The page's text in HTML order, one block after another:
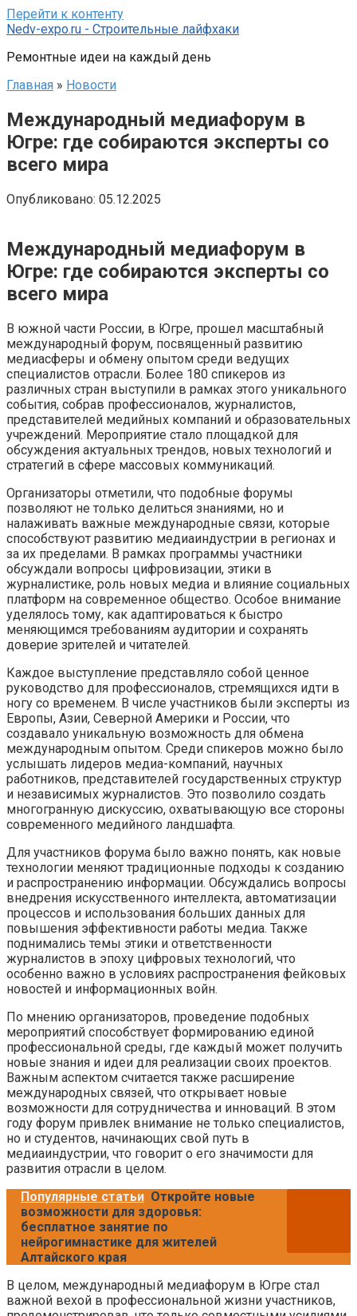
Перейти к контенту
Nedv-expo.ru - Строительные лайфхаки
Ремонтные идеи на каждый день
Главная » Новости
Международный медиафорум в
Югре: где собираются эксперты со
всего мира
Опубликовано: 05.12.2025
Международный медиафорум в
Югре: где собираются эксперты со
всего мира
В южной части России, в Югре, прошел масштабный
международный форум, посвященный развитию
медиасферы и обмену опытом среди ведущих
специалистов отрасли. Более 180 спикеров из
различных стран выступили в рамках этого уникального
события, собрав профессионалов, журналистов,
представителей медийных компаний и образовательных
учреждений. Мероприятие стало площадкой для
обсуждения актуальных трендов, новых технологий и
стратегий в сфере массовых коммуникаций.
Организаторы отметили, что подобные форумы
позволяют не только делиться знаниями, но и
налаживать важные международные связи, которые
способствуют развитию медиаиндустрии в регионах и
за их пределами. В рамках программы участники
обсуждали вопросы цифровизации, этики в
журналистике, роль новых медиа и влияние социальных
платформ на современное общество. Особое внимание
уделялось тому, как адаптироваться к быстро
меняющимся требованиям аудитории и сохранять
доверие зрителей и читателей.
Каждое выступление представляло собой ценное
руководство для профессионалов, стремящихся идти в
ногу со временем. В числе участников были эксперты из
Европы, Азии, Северной Америки и России, что
создавало уникальную возможность для обмена
международным опытом. Среди спикеров можно было
услышать лидеров медиа-компаний, научных
работников, представителей государственных структур
и независимых журналистов. Это позволило создать
многогранную дискуссию, охватывающую все стороны
современного медийного ландшафта.
Для участников форума было важно понять, как новые
технологии меняют традиционные подходы к созданию
и распространению информации. Обсуждались вопросы
внедрения искусственного интеллекта, автоматизации
процессов и использования больших данных для
повышения эффективности работы медиа. Также
поднимались темы этики и ответственности
журналистов в эпоху цифровых технологий, что
особенно важно в условиях распространения фейковых
новостей и информационных войн.
По мнению организаторов, проведение подобных
мероприятий способствует формированию единой
профессиональной среды, где каждый может получить
новые знания и идеи для реализации своих проектов.
Важным аспектом считается также расширение
международных связей, что открывает новые
возможности для сотрудничества и инноваций. В этом
году форум привлек внимание не только специалистов,
но и студентов, начинающих свой путь в
медиаиндустрии, что говорит о его значимости для
развития отрасли в целом.
Популярные статьи Откройте новые
возможности для здоровья:
бесплатное занятие по
нейрогимнастике для жителей
Алтайского края
В целом, международный медиафорум в Югре стал
важной вехой в профессиональной жизни участников,